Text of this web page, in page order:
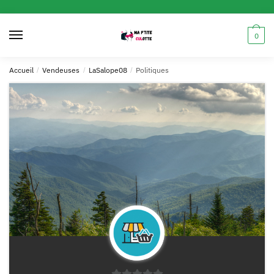
0
Accueil / Vendeuses / LaSalope08 / Politiques